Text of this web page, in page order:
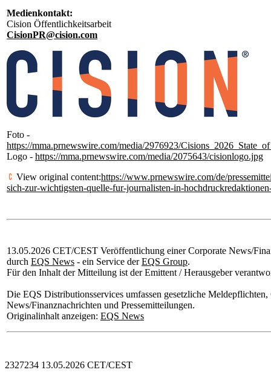
Medienkontakt:
Cision Öffentlichkeitsarbeit
CisionPR@cision.com
Foto -
https://mma.prnewswire.com/media/2976923/
Logo - https://mma.prnewswire.com/media/2075643/cisionlogo.jpg
View original content:https://www.prnewswire.com/de/
sich-zur-wichtigsten-quelle-fur-journalisten-in-
13.05.2026 CET/CEST Veröffentlichung einer Corporate News/
durch EQS News - ein Service derEQS Group.
Für den Inhalt der Mitteilung ist der Emittent / Herausgeber
Die EQS Distributionsservices umfassen gesetzliche Meldepflichten,
News/Finanznachrichten und Pressemitteilungen.
Originalinhalt anzeigen: EQS News
2327234 13.05.2026 CET/CEST